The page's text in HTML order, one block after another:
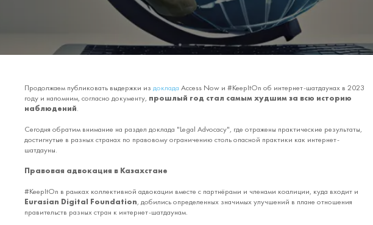
Продолжаем публиковать выдержки из доклада Access Now и #KeepItOn об интернет-шатдаунах в 2023
году и напомним, согласно документу, прошлый год стал самым худшим за всю историю
наблюдений.
Сегодня обратим внимание на раздел доклада "Legal Advocacy", где отражены практические результаты,
достигнутые в разных странах по правовому ограничению столь опасной практики как интернет-
шатдауны.
Правовая адвокация в Казахстане
#KeepItOn в рамках коллективной адвокации вместе с партнёрами и членами коалиции, куда входит и
Eurasian Digital Foundation, добились определенных значимых улучшений в плане отношения
правительств разных стран к интернет-шатдаунам.